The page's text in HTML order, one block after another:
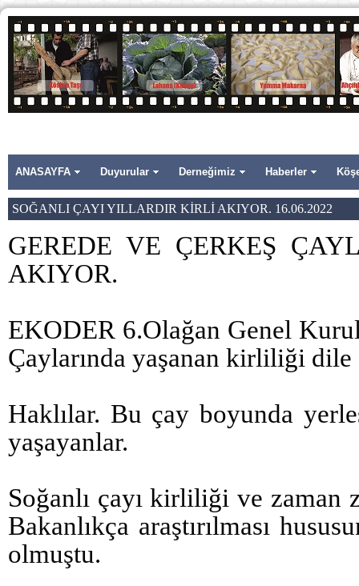
ANASAYFA Duyurular Derneğimiz Haberler
SOĞANLI ÇAYI YILLARDIR KİRLİ AKIYOR. 16.06.2022
GEREDE VE ÇERKEŞ
AKIYOR.
EKODER 6.Olağan Genel
Çaylarında yaşanan kirliliği
Haklılar. Bu çay boyunda
yaşayanlar.
Soğanlı çayı kirliliği ve zaman
Bakanlıkça araştırılması
olmuştu.